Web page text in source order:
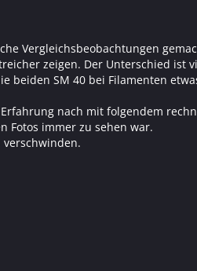
Vergleichsbeobachtungen
zeigen. Der Unterschied
beiden SM 40 bei Filamenten
nach mit folgendem
Fotos immer zu sehen war.
verschwinden.